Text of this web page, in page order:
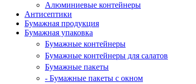
Алюминиевые контейнеры
Антисептики
Бумажная продукция
Бумажная упаковка
Бумажные контейнеры
Бумажные контейнеры для салатов
Бумажные пакеты
- Бумажные пакеты с окном